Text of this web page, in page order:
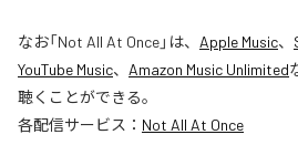
なお「Not All At Once」は、 Apple Music、
YouTube Music、 Amazon Music Unlimited
聴くことができる。
各配信サービス： Not All At Once